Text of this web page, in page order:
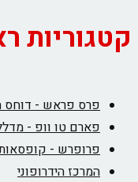
קטגוריות
פרס פראש - דוחס
פארם טו וופ -
פרופרש -
המרכז הידרופוני